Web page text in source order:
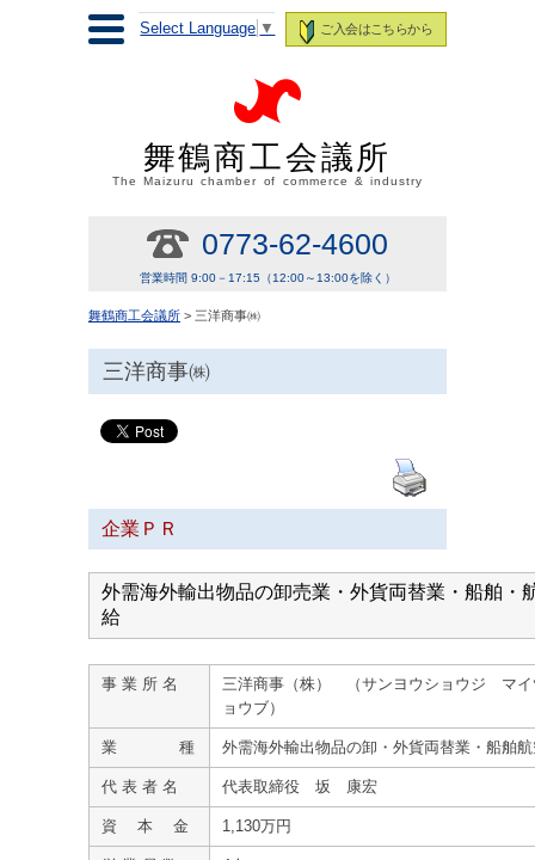
ご入会はこちらから
Select Language ▼
舞鶴商工会議所
The Maizuru chamber of commerce & industry
0773-62-4600
営業時間 9:00－17:15（12:00～13:00を除く）
舞鶴商工会議所 > 三洋商事㈱
三洋商事㈱
企業ＰＲ
外需海外輸出物品の卸売業・外貨両替業・船舶・
給
事 業 所 名
三洋商事（株） （サンヨウショウジ マイ
ョウブ）
業 種 外需海外輸出物品の卸・外貨両替業・船舶
代 表 者 名 代表取締役 坂 康宏
資 本 金 1,130万円